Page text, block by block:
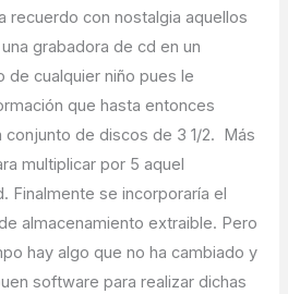
recuerdo con nostalgia aquellos
grabadora de cd en un
de cualquier niño pues le
que hasta entonces
conjunto de discos de 3 1/2. Más
multiplicar por 5 aquel
Finalmente se incorporaría el
almacenamiento extraible. Pero
hay algo que no ha cambiado y
software para realizar dichas